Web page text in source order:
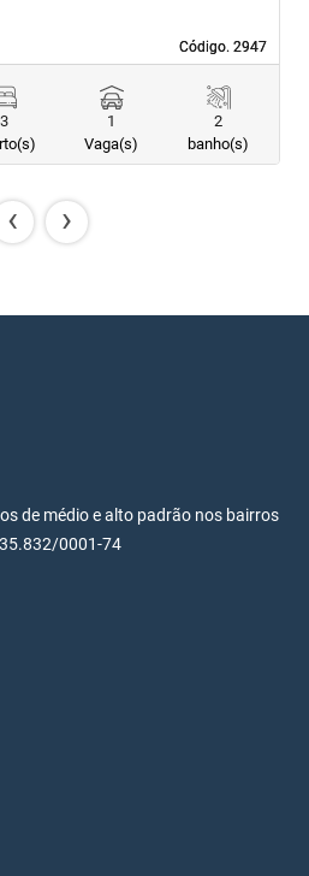
Código. 2947
Código. 2947
3
1
Vaga(s)
2
banho(s)
‹ ›
de médio e alto padrão nos bairros
0001-74